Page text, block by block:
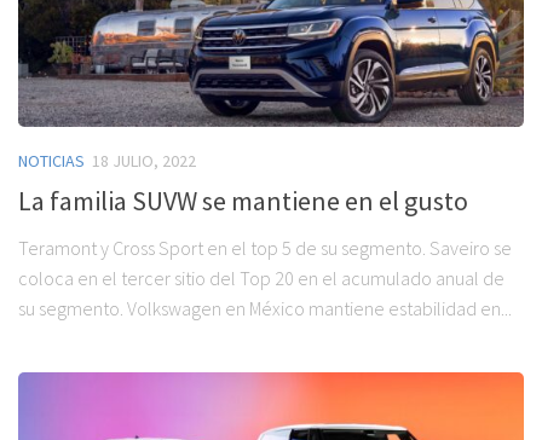
NOTICIAS 18 JULIO, 2022
La familia SUVW se mantiene en el gusto
Teramont y Cross Sport en el top 5 de su segmento. Saveiro se
coloca en el tercer sitio del Top 20 en el acumulado anual de
su segmento. Volkswagen en México mantiene estabilidad en...